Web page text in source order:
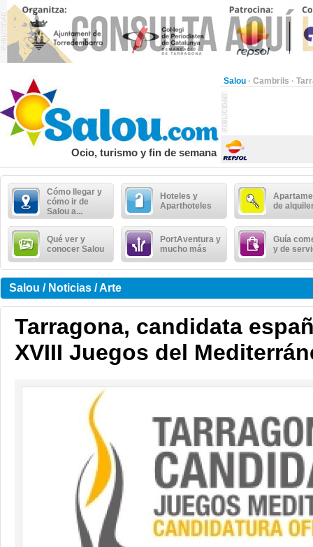
Salou · Cambrils ·
Ocio, turismo y fin de semana
Cómo llegar y
cómo ir de
Salou a...
Hoteles y
Aparthoteles
de
Qué ver y
conocer Salou
PortAventura y
mucho más
Guía
y de
Salou / Noticias / Arte
Tarragona, candidata
XVIII Juegos del